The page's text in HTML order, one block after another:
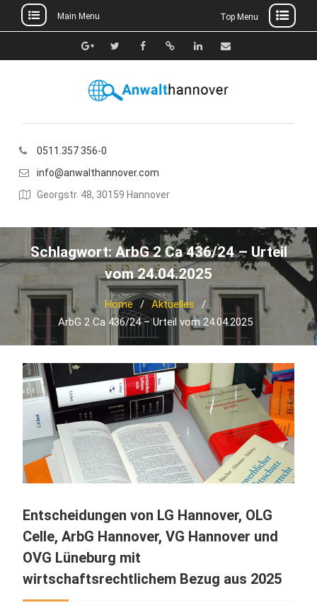
to
Main Menu Top Menu
Google+TwitterFacebook
Xing Linkedin
E-
0511.357 356-0
info@anwalthannover.com
Georgstr. 48, 30159 Hannover
Schlagwort: ArbG 2 Ca 436/24 – Urteil
vom 24.04.2025
Home
Aktuelles
ArbG 2 Ca 436/24 – Urteil vom 24.04.2025
Entscheidungen von LG Hannover, OLG
Celle, ArbG Hannover, VG Hannover und
OVG Lüneburg mit
wirtschaftsrechtlichem Bezug aus 2025